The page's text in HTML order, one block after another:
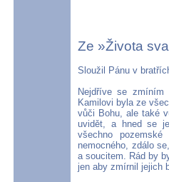
Ze »Života
Sloužil Pánu v
Nejdříve se
Kamilovi byla ze
vůči Bohu, ale také
uvidět, a hned se
všechno
nemocného, zdálo
a soucitem. Rád by
jen aby zmírnil jejich